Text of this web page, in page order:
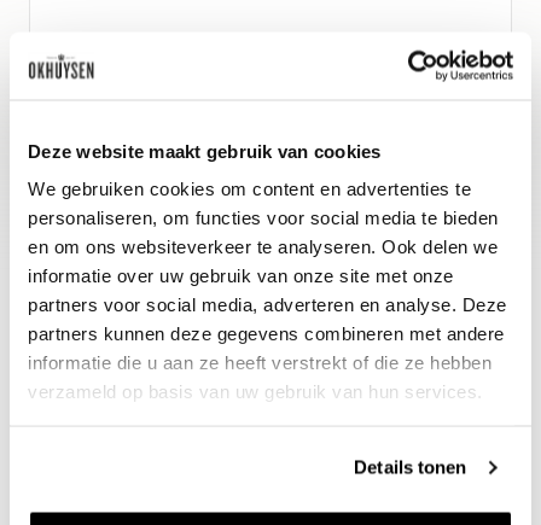
Deze website maakt gebruik van cookies
We gebruiken cookies om content en advertenties te
personaliseren, om functies voor social media te bieden
en om ons websiteverkeer te analyseren. Ook delen we
informatie over uw gebruik van onze site met onze
partners voor social media, adverteren en analyse. Deze
partners kunnen deze gegevens combineren met andere
informatie die u aan ze heeft verstrekt of die ze hebben
verzameld op basis van uw gebruik van hun services.
Details tonen
maar ook perfect bij gerookte vis of
sushi en bij avocado met vinaigrette.